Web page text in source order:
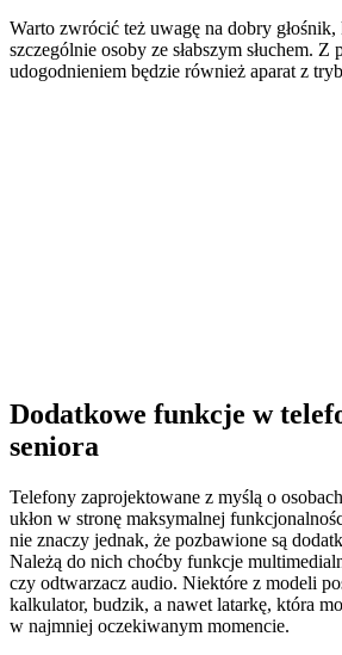
Warto zwrócić też uwagę na dobry
szczególnie osoby ze słabszym słuchem. Z
udogodnieniem będzie również aparat z
Dodatkowe funkcje w
seniora
Telefony zaprojektowane z myślą o
ukłon w stronę maksymalnej
nie znaczy jednak, że pozbawione są
Należą do nich choćby funkcje
czy odtwarzacz audio. Niektóre z modeli
kalkulator, budzik, a nawet latarkę, która
w najmniej oczekiwanym momencie.